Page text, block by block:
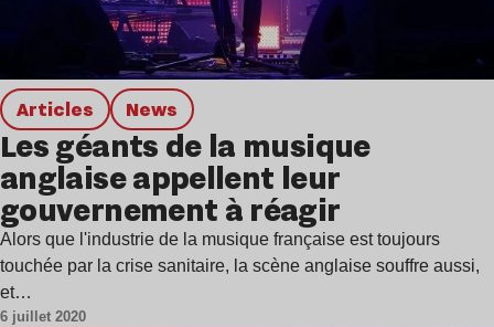
Articles news
Les géants de la musique
anglaise appellent leur
gouvernement à réagir
Alors que l'industrie de la musique française est toujours
touchée par la crise sanitaire, la scène anglaise souffre aussi,
et…
6 juillet 2020